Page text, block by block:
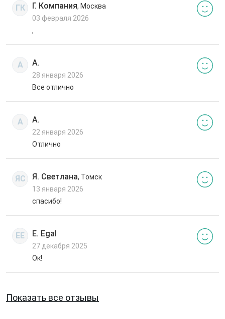
ГК Г. Компания, Москва
03 февраля 2026
,
А А.
28 января 2026
Все отлично
А А.
22 января 2026
Отлично
ЯС Я. Светлана, Томск
13 января 2026
спасибо!
EE E. Egal
27 декабря 2025
Ок!
Показать все отзывы